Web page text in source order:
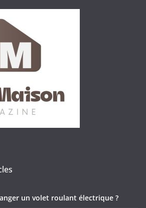
un volet roulant électrique ?